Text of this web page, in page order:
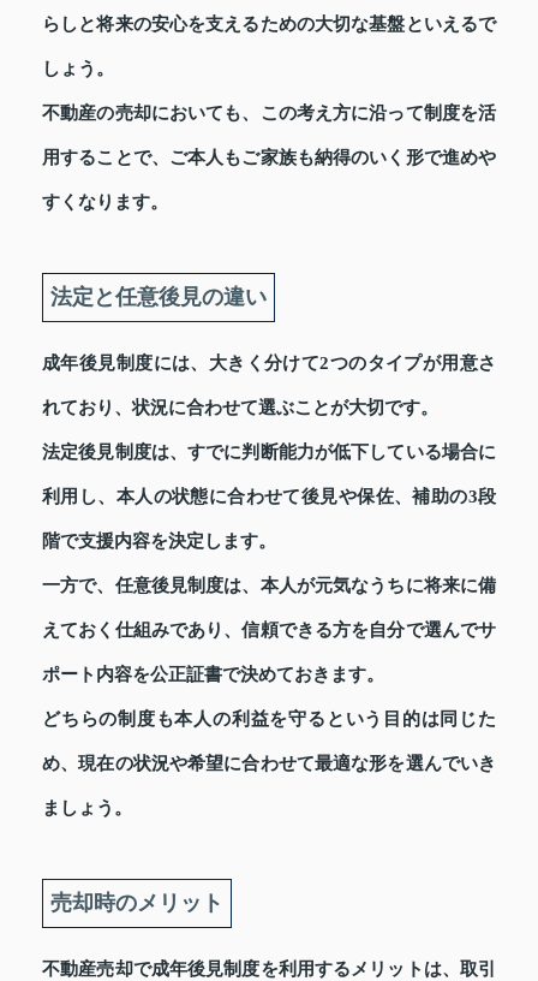
らしと将来の安心を支えるための大切な基盤といえるで
しょう。
不動産の売却においても、この考え方に沿って制度を活
用することで、ご本人もご家族も納得のいく形で進めや
すくなります。
法定と任意後見の違い
成年後見制度には、大きく分けて2つのタイプが用意さ
れており、状況に合わせて選ぶことが大切です。
法定後見制度は、すでに判断能力が低下している場合に
利用し、本人の状態に合わせて後見や保佐、補助の3段
階で支援内容を決定します。
一方で、任意後見制度は、本人が元気なうちに将来に備
えておく仕組みであり、信頼できる方を自分で選んでサ
ポート内容を公正証書で決めておきます。
どちらの制度も本人の利益を守るという目的は同じた
め、現在の状況や希望に合わせて最適な形を選んでいき
ましょう。
売却時のメリット
不動産売却で成年後見制度を利用するメリットは、取引